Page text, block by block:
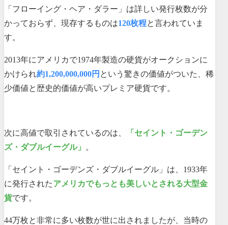
「フローイング・ヘア・ダラー」は詳しい発行枚数が分
かっておらず、現存するものは120枚程と言われていま
す。
2013年にアメリカで1974年製造の硬貨がオークションに
かけられ約1,200,000,000円 という驚きの価値がついた、稀
少価値と歴史的価値が高いプレミア硬貨です。
次に高値で取引されているのは、
「セイント・ゴーデン
ズ・ダブルイーグル」
。
「セイント・ゴーデンズ・ダブルイーグル」は、1933年
に発行されたアメリカでもっとも美しいとされる大型金
貨です。
44万枚と非常に多い枚数が世に出されましたが、当時の